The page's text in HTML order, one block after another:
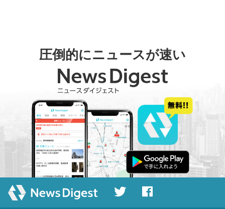
圧倒的にニュースが速い